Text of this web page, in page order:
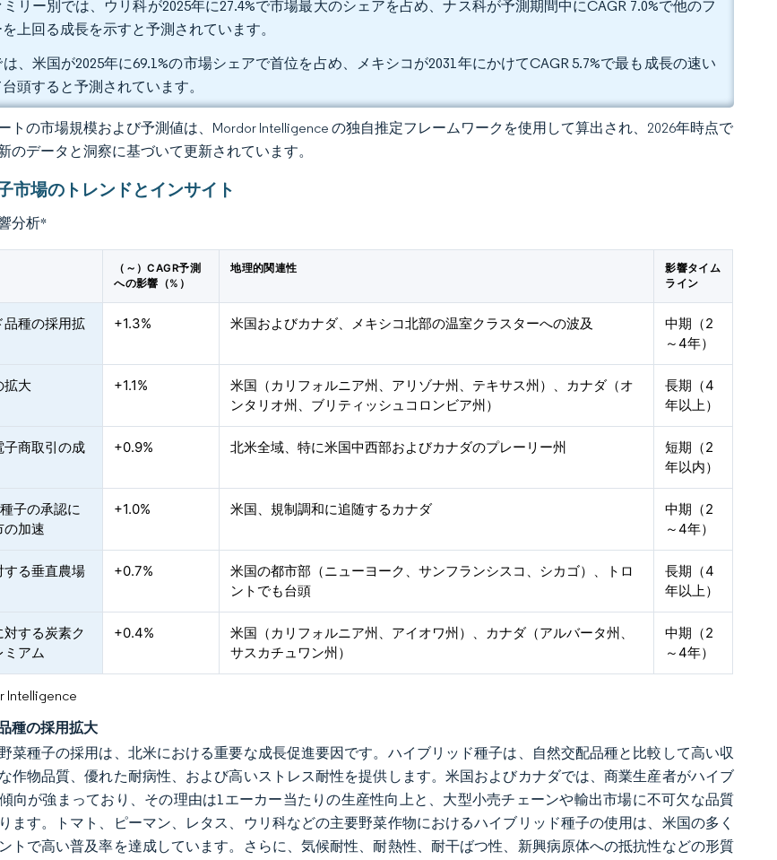
リー別では、ウリ科が2025年に27.4%で市場最大のシェアを占め、ナス科が予測期間中にCAGR 7.0%で他のフ
上回る成長を示すと予測されています。
、米国が2025年に69.1%の市場シェアで首位を占め、メキシコが2031年にかけてCAGR 5.7%で最も成長の速い
頭すると予測されています。
トの市場規模および予測値は、Mordor Intelligence の独自推定フレームワークを使用して算出され、2026年時点で
のデータと洞察に基づいて更新されています。
市場のトレンドとインサイト
分析*
（～）CAGR予測
への影響（%）
地理的関連性
影響タイム
ライン
品種の採用拡
+1.3% 米国およびカナダ、メキシコ北部の温室クラスターへの波及
中期（2
～4年）
拡大 +1.1%
米国（カリフォルニア州、アリゾナ州、テキサス州）、カナダ（オ
ンタリオ州、ブリティッシュコロンビア州）
長期（4
年以上）
子商取引の成
+0.9% 北米全域、特に米国中西部およびカナダのプレーリー州
短期（2
年以内）
子の承認に
の加速
+1.0% 米国、規制調和に追随するカナダ
中期（2
～4年）
する垂直農場
+0.7%
米国の都市部（ニューヨーク、サンフランシスコ、シカゴ）、トロ
ントでも台頭
長期（4
年以上）
する炭素ク
ミアム
+0.4%
米国（カリフォルニア州、アイオワ州）、カナダ（アルバータ州、
サスカチュワン州）
中期（2
～4年）
Intelligence
種の採用拡大
菜種子の採用は、北米における重要な成長促進要因です。ハイブリッド種子は、自然交配品種と比較して高い収
作物品質、優れた耐病性、および高いストレス耐性を提供します。米国およびカナダでは、商業生産者がハイブ
向が強まっており、その理由は1エーカー当たりの生産性向上と、大型小売チェーンや輸出市場に不可欠な品質
ます。トマト、ピーマン、レタス、ウリ科などの主要野菜作物におけるハイブリッド種子の使用は、米国の多く
トで高い普及率を達成しています。さらに、気候耐性、耐熱性、耐干ばつ性、新興病原体への抵抗性などの形質